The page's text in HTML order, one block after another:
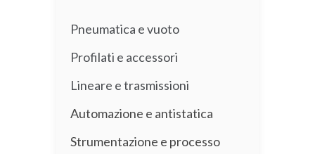
Pneumatica e vuoto
Profilati e accessori
Lineare e trasmissioni
Automazione e antistatica
Strumentazione e processo